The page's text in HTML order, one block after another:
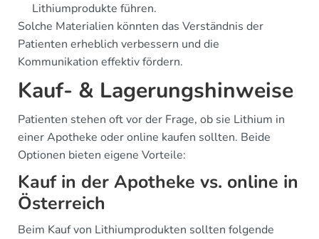
Lithiumprodukte führen.
Solche Materialien könnten das Verständnis der
Patienten erheblich verbessern und die
Kommunikation effektiv fördern.
Kauf- & Lagerungshinweise
Patienten stehen oft vor der Frage, ob sie Lithium in
einer Apotheke oder online kaufen sollten. Beide
Optionen bieten eigene Vorteile:
Kauf in der Apotheke vs. online in
Österreich
Beim Kauf von Lithiumprodukten sollten folgende